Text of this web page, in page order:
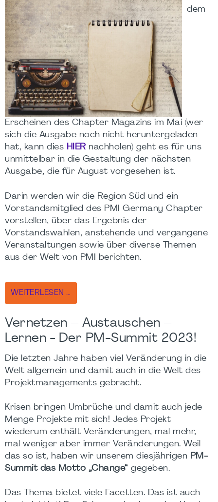
dem
Erscheinen des Chapter Magazins im Mai (wer
sich die Ausgabe noch nicht heruntergeladen
hat, kann dies HIER nachholen) geht es für uns
unmittelbar in die Gestaltung der nächsten
Ausgabe, die für August vorgesehen ist.
Darin werden wir die Region Süd und ein
Vorstandsmitglied des PMI Germany Chapter
vorstellen, über das Ergebnis der
Vorstandswahlen, anstehende und vergangene
Veranstaltungen sowie über diverse Themen
aus der Welt von PMI berichten.
WEITERLESEN …
Vernetzen – Austauschen –
Lernen - Der PM-Summit 2023!
Die letzten Jahre haben viel Veränderung in die
Welt allgemein und damit auch in die Welt des
Projektmanagements gebracht.
Krisen bringen Umbrüche und damit auch jede
Menge Projekte mit sich! Jedes Projekt
wiederum enthält Veränderungen, mal mehr,
mal weniger aber immer Veränderungen. Weil
das so ist, haben wir unserem diesjährigen PM-
Summit das Motto „Change“ gegeben.
Das Thema bietet viele Facetten. Das ist auch